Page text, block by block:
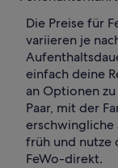
Die Preise für
variieren je
einfach deine
an Optionen
Paar, mit der
früh und nutze
FeWo-direkt.